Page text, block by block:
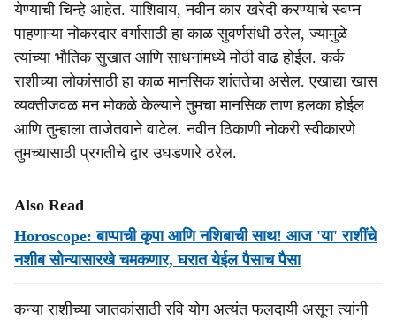
येण्याची चिन्हे आहेत. याशिवाय, नवीन कार खरेदी करण्याचे स्वप्न
पाहणाऱ्या नोकरदार वर्गासाठी हा काळ सुवर्णसंधी ठरेल, ज्यामुळे
त्यांच्या भौतिक सुखात आणि साधनांमध्ये मोठी वाढ होईल. कर्क
राशीच्या लोकांसाठी हा काळ मानसिक शांततेचा असेल. एखाद्या खास
व्यक्तीजवळ मन मोकळे केल्याने तुमचा मानसिक ताण हलका होईल
आणि तुम्हाला ताजेतवाने वाटेल. नवीन ठिकाणी नोकरी स्वीकारणे
तुमच्यासाठी प्रगतीचे द्वार उघडणारे ठरेल.
Also Read
Horoscope: बाप्पाची कृपा आणि नशिबाची साथ! आज 'या' राशींचे
नशीब सोन्यासारखे चमकणार, घरात येईल पैसाच पैसा
कन्या राशीच्या जातकांसाठी रवि योग अत्यंत फलदायी असून त्यांनी